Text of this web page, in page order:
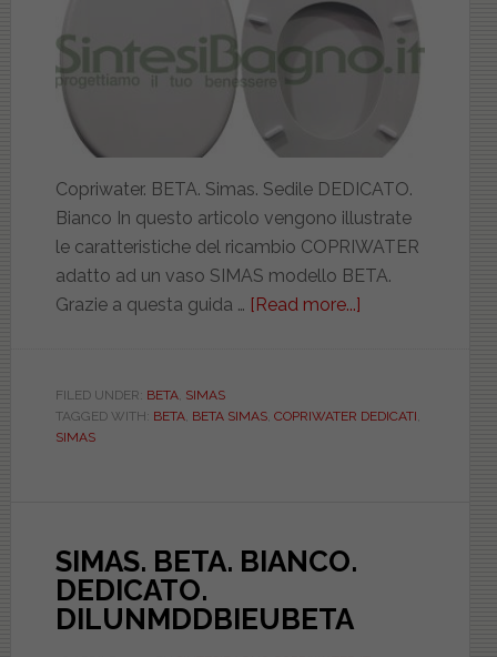
sedili
wc
universali?
Copriwater. BETA. Simas. Sedile DEDICATO.
Bianco In questo articolo vengono illustrate
le caratteristiche del ricambio COPRIWATER
adatto ad un vaso SIMAS modello BETA.
Grazie a questa guida … [Read more...]
DEDICATO.
FILED UNDER: BETA, SIMAS
TAGGED WITH: BETA, BETA SIMAS, COPRIWATER DEDICATI
SIMAS
SIMAS. BETA. BIANCO.
DEDICATO.
DILUNMDDBIEUBETA